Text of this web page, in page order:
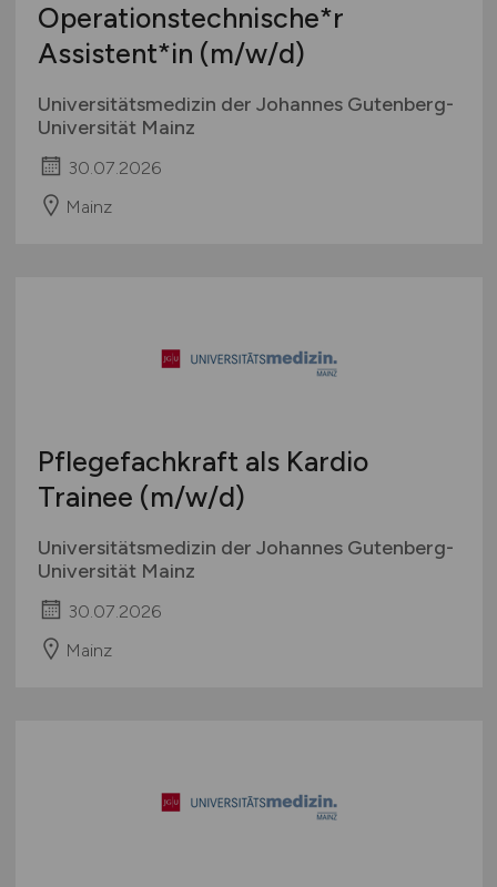
Operationstechnische*r
Assistent*in (m/w/d)
Universitätsmedizin der Johannes Gutenberg-
Universität Mainz
30.07.2026
Mainz
Pflegefachkraft als Kardio
Trainee (m/w/d)
Universitätsmedizin der Johannes Gutenberg-
Universität Mainz
30.07.2026
Mainz